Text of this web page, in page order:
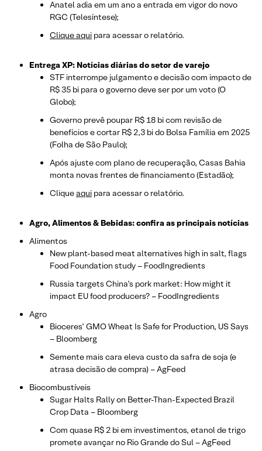
Anatel adia em um ano a entrada em vigor do novo
RGC (Telesíntese);
Clique aqui para acessar o relatório.
Entrega XP: Notícias diárias do setor de varejo
STF interrompe julgamento e decisão com impacto de
R$ 35 bi para o governo deve ser por um voto (O
Globo);
Governo prevê poupar R$ 18 bi com revisão de
benefícios e cortar R$ 2,3 bi do Bolsa Família em 2025
(Folha de São Paulo);
Após ajuste com plano de recuperação, Casas Bahia
monta novas frentes de financiamento (Estadão);
Cliqueaqui para acessar o relatório.
Agro, Alimentos & Bebidas: confira as principais notícias
Alimentos
New plant-based meat alternatives high in salt, flags
Food Foundation study – FoodIngredients
Russia targets China’s pork market: How might it
impact EU food producers? – FoodIngredients
Agro
Bioceres’ GMO Wheat Is Safe for Production, US Says
– Bloomberg
Semente mais cara eleva custo da safra de soja (e
atrasa decisão de compra) – AgFeed
Biocombustíveis
Sugar Halts Rally on Better-Than-Expected Brazil
Crop Data – Bloomberg
Com quase R$ 2 bi em investimentos, etanol de trigo
promete avançar no Rio Grande do Sul – AgFeed